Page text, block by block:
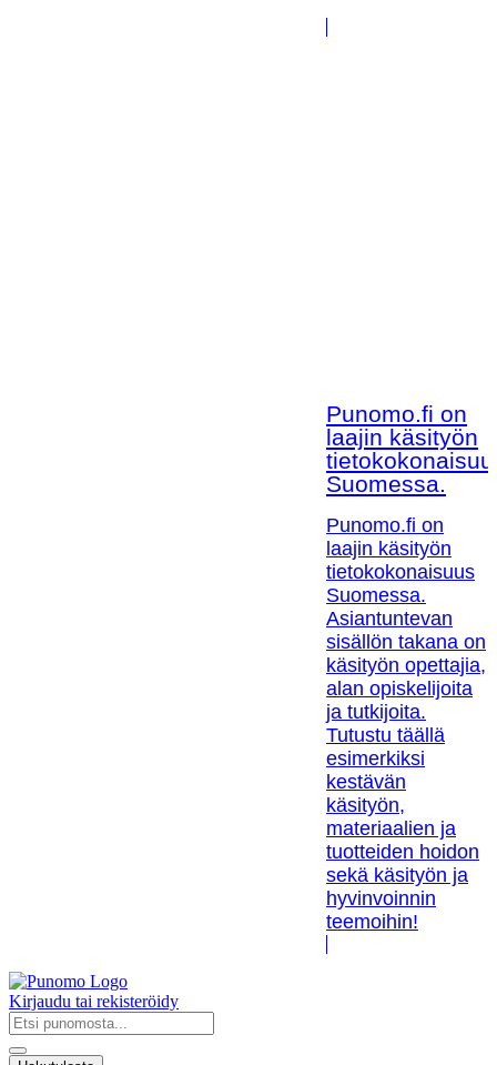
Punomo.fi on
laajin käsityön
Suomessa.
Punomo.fi on
laajin käsityön
tietokokonaisuus
Suomessa.
Asiantuntevan
sisällön takana on
käsityön opettajia,
alan opiskelijoita
ja tutkijoita.
Tutustu täällä
esimerkiksi
kestävän
käsityön,
materiaalien ja
tuotteiden hoidon
sekä käsityön ja
hyvinvoinnin
teemoihin!
Kirjaudu tai rekisteröidy
Search
...